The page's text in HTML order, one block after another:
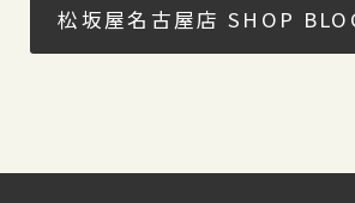
松坂屋名古屋店 SHOP